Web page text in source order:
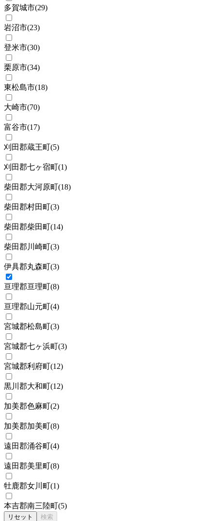
多賀城市(29)
岩沼市(23)
登米市(30)
栗原市(34)
東松島市(18)
大崎市(70)
富谷市(17)
刈田郡蔵王町(5)
刈田郡七ヶ宿町(1)
柴田郡大河原町(18)
柴田郡村田町(3)
柴田郡柴田町(14)
柴田郡川崎町(3)
伊具郡丸森町(3)
亘理郡亘理町(8)
亘理郡山元町(4)
宮城郡松島町(3)
宮城郡七ヶ浜町(3)
宮城郡利府町(12)
黒川郡大和町(12)
加美郡色麻町(2)
加美郡加美町(8)
遠田郡涌谷町(4)
遠田郡美里町(8)
牡鹿郡女川町(1)
本吉郡南三陸町(5)
リセット 検索